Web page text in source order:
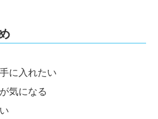
に入れたい
気になる